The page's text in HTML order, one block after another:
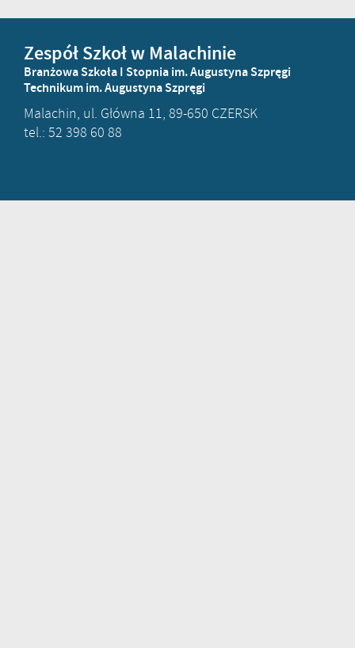
Zespół Szkoł w Malachinie
Branżowa Szkoła I Stopnia im. Augustyna Szpręgi
Technikum im. Augustyna Szpręgi
Malachin, ul. Główna 11, 89-650 CZERSK
tel.: 52 398 60 88